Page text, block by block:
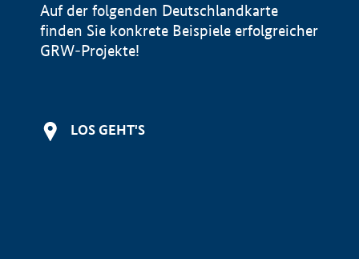
Auf der folgenden Deutschlandkarte
finden Sie konkrete Beispiele erfolgreicher
GRW-Projekte!
LOS GEHT'S